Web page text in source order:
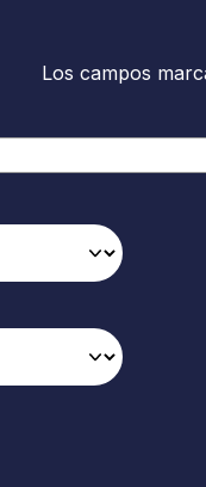
Los campos